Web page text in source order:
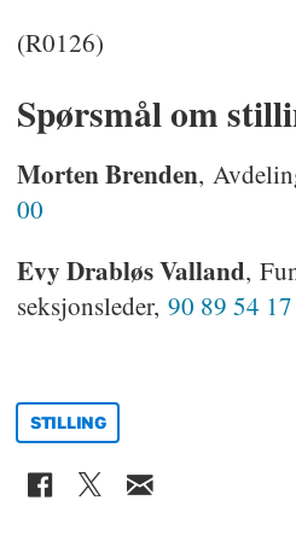
(R0126)
Spørsmål om
Morten Brenden,
00
Evy Drabløs Valland,
seksjonsleder, 90 89 54 17
STILLING